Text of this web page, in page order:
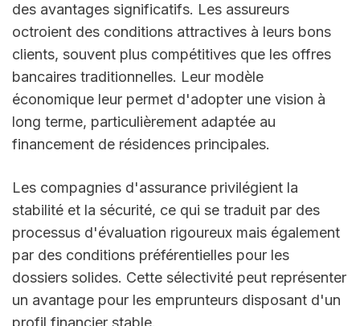
des avantages significatifs. Les assureurs
octroient des conditions attractives à leurs bons
clients, souvent plus compétitives que les offres
bancaires traditionnelles. Leur modèle
économique leur permet d'adopter une vision à
long terme, particulièrement adaptée au
financement de résidences principales.
Les compagnies d'assurance privilégient la
stabilité et la sécurité, ce qui se traduit par des
processus d'évaluation rigoureux mais également
par des conditions préférentielles pour les
dossiers solides. Cette sélectivité peut représenter
un avantage pour les emprunteurs disposant d'un
profil financier stable.